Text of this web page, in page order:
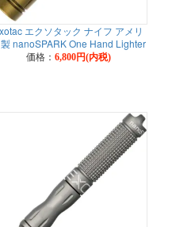
エクソタック ナイフ アメリ
nanoSPARK One Hand Lighter
価格： 6,800円(内税)